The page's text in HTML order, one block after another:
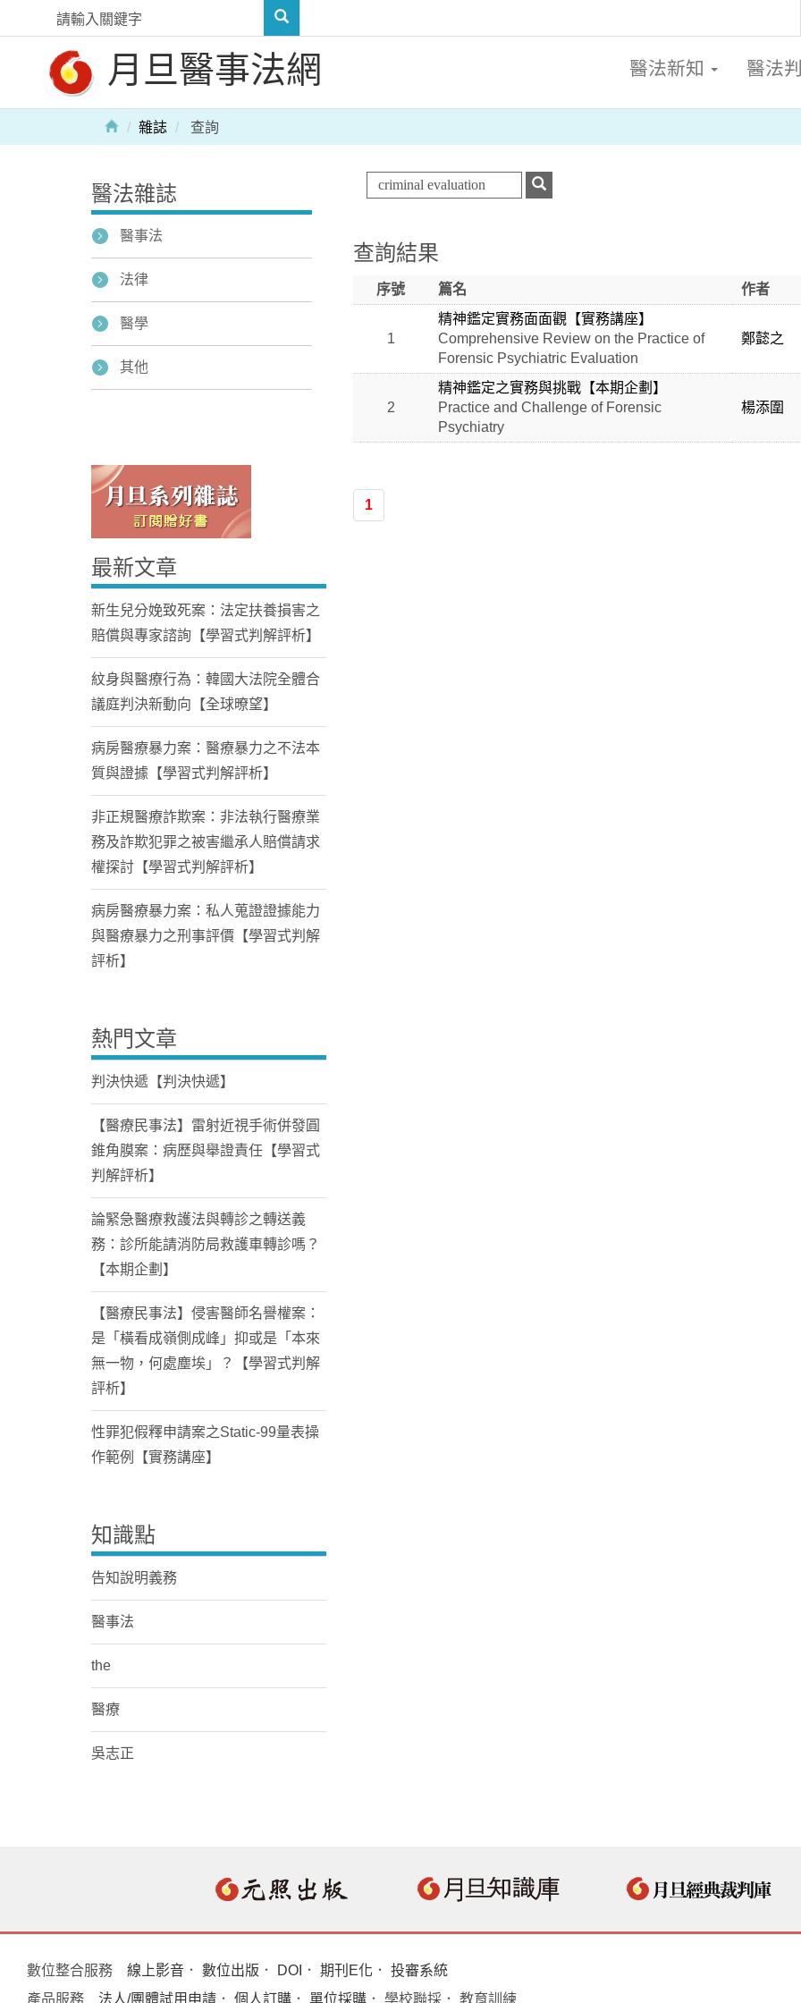
月旦醫事法網 醫法新知 醫法
Home
雜誌 查詢
查詢結果
序號 篇名 作者
1
精神鑑定實務面面觀【實務講座】
Comprehensive Review on the Practice of
Forensic Psychiatric Evaluation
鄭懿之
2
精神鑑定之實務與挑戰【本期企劃】
Practice and Challenge of Forensic
Psychiatry
楊添圍
1
醫法雜誌
醫事法
法律
醫學
其他
最新文章
新生兒分娩致死案：法定扶養損害之
賠償與專家諮詢【學習式判解評析】
紋身與醫療行為：韓國大法院全體合
議庭判決新動向【全球暸望】
病房醫療暴力案：醫療暴力之不法本
質與證據【學習式判解評析】
非正規醫療詐欺案：非法執行醫療業
務及詐欺犯罪之被害繼承人賠償請求
權探討【學習式判解評析】
病房醫療暴力案：私人蒐證證據能力
與醫療暴力之刑事評價【學習式判解
評析】
熱門文章
判決快遞【判決快遞】
【醫療民事法】雷射近視手術併發圓
錐角膜案：病歷與舉證責任【學習式
判解評析】
論緊急醫療救護法與轉診之轉送義
務：診所能請消防局救護車轉診嗎？
【本期企劃】
【醫療民事法】侵害醫師名譽權案：
是「橫看成嶺側成峰」抑或是「本來
無一物，何處塵埃」？【學習式判解
評析】
性罪犯假釋申請案之Static-99量表操
作範例【實務講座】
知識點
告知說明義務
醫事法
the
醫療
吳志正
數位整合服務 線上影音 ． 數位出版 ． DOI ． 期刊E化 ． 投審系統
產品服務
法人/團體試用申請 ． 個人訂購 ． 單位採購 ． 學校聯採． 教育訓練